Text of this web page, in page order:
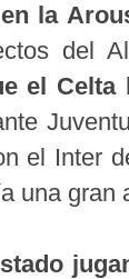
la
del
el Celta
el Inter
una gran